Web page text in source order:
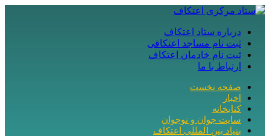
درباره ستاد اعتکاف
ثبت نام مساجد اعتکافی
ثبت نام خادمان اعتکاف
ارتباط با ما
صفحه نخست
اخبار
کتابخانه
سایت جوان و نوجوان
بنیاد بین المللی اعتکاف